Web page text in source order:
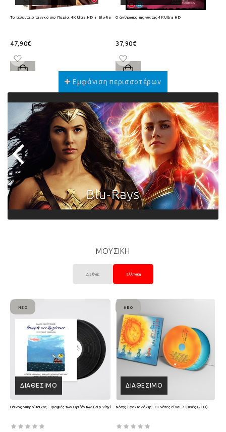
Το τελευταίο τανγκό στο Παρίσι 4K Ultra HD + Blu-Ray
47,90€
Ο άνθρωπος της νύχτας 4K Ultra HD
37,90€
ΜΟΥΣΙΚΗ
Διεθνής Ελληνική
ΔΙΑΘΈΣΙΜΟ
ΝΈΟ
Θάνος Μικρούτσικος - Γραμμές των Οριζόντων (2Lp Vinyl)
ΔΙΑΘΈΣΙΜΟ
ΝΈΟ
Νότης Σφακιανάκης - Οι νότες είναι 7 ψυχές (2CD)